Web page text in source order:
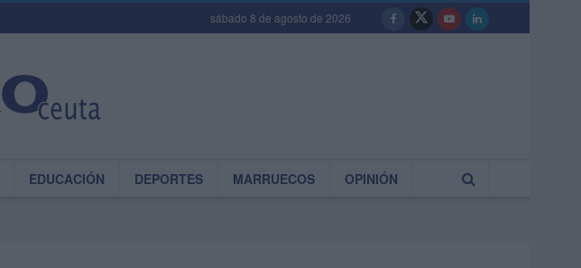
sábado 8 de agosto de 2026
EDUCACIÓN DEPORTES MARRUECOS OPINIÓN